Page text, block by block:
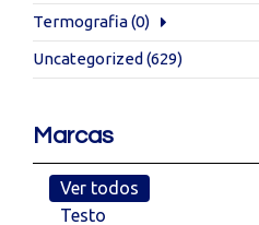
Termografia(0)
Uncategorized (629)
Marcas
Ver todos
Testo